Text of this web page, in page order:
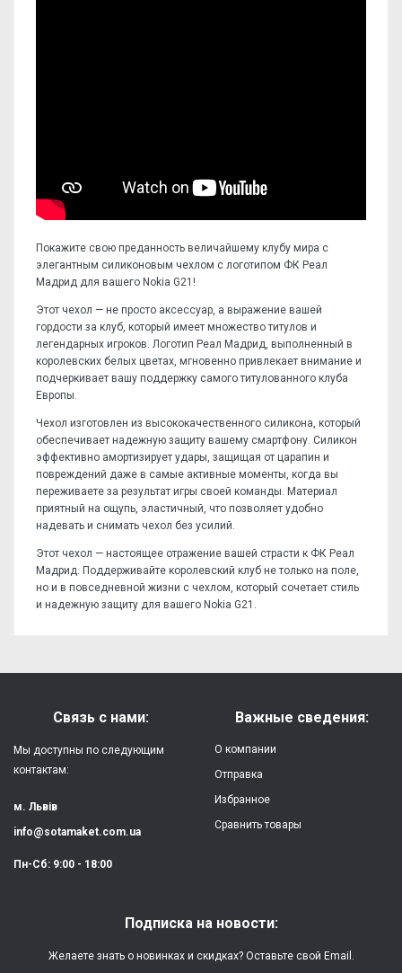
Покажите свою преданность величайшему клубу мира с
элегантным силиконовым чехлом с логотипом ФК Реал
Мадрид для вашего Nokia G21!
Этот чехол — не просто аксессуар, а выражение вашей
гордости за клуб, который имеет множество титулов и
легендарных игроков. Логотип Реал Мадрид, выполненный в
королевских белых цветах, мгновенно привлекает внимание и
подчеркивает вашу поддержку самого титулованного клуба
Европы.
Чехол изготовлен из высококачественного силикона, который
обеспечивает надежную защиту вашему смартфону. Силикон
эффективно амортизирует удары, защищая от царапин и
повреждений даже в самые активные моменты, когда вы
переживаете за результат игры своей команды. Материал
приятный на ощупь, эластичный, что позволяет удобно
надевать и снимать чехол без усилий.
Этот чехол — настоящее отражение вашей страсти к ФК Реал
Мадрид. Поддерживайте королевский клуб не только на поле,
но и в повседневной жизни с чехлом, который сочетает стиль
и надежную защиту для вашего Nokia G21.
Защита:
от ударов,
Качество:
яркая, четкая
Особенности:
(влагостойкая, гибкая)
Напишите отзыв или мнение
Связь с нами:
Мы доступны по следующим
контактам:
м. Львів
info@sotamaket.com.ua
Пн-Сб: 9:00 - 18:00
Важные сведения:
О компании
Отправка
Избранное
Сравнить товары
Подписка на новости:
Желаете знать о новинках и скидках? Оставьте свой Email.